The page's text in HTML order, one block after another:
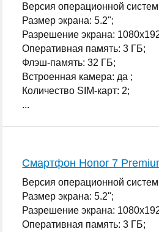
Версия операционной
Размер экрана: 5.2";
Разрешение экрана:
Оперативная память: 3 ГБ;
Флэш-память: 32 ГБ;
Встроенная камера: да ;
Количество SIM-карт: 2;
...
Смартфон Honor 7
Версия операционной
Размер экрана: 5.2";
Разрешение экрана:
Оперативная память: 3 ГБ;